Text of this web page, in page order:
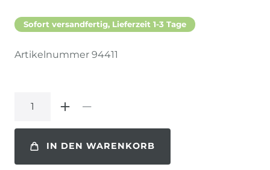
Sofort versandfertig, Lieferzeit 1-3 Tage
Artikelnummer 94411
IN DEN WARENKORB